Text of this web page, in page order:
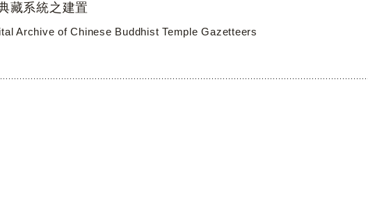
藏系統之建置
Archive of Chinese Buddhist Temple Gazetteers